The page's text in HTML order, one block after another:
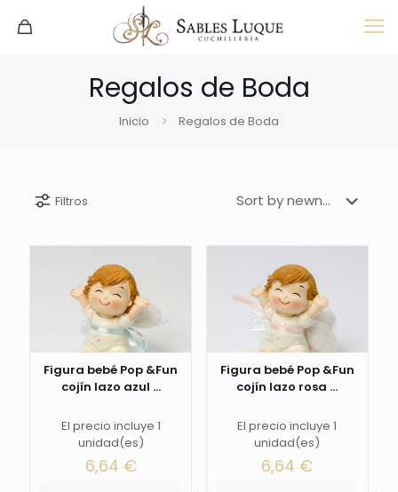
Regalos de Boda
Inicio Regalos de Boda
Filtros
Figura bebé Pop &Fun
cojín lazo azul ...
El precio incluye 1
unidad(es)
6,64 €
Figura bebé Pop &Fun
cojín lazo rosa ...
El precio incluye 1
unidad(es)
6,64 €